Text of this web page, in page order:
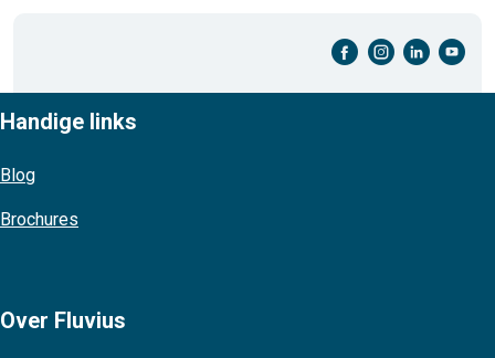
facebook-cirkel instagram-cirkel linkedin-cirkel youtube-cirkel
Handige links
Blog
Brochures
Over Fluvius